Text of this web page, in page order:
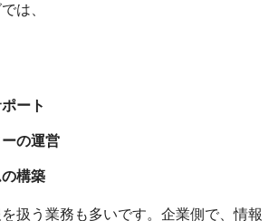
は、
ート
の運営
構築
扱う業務も多いです。企業側で、情報